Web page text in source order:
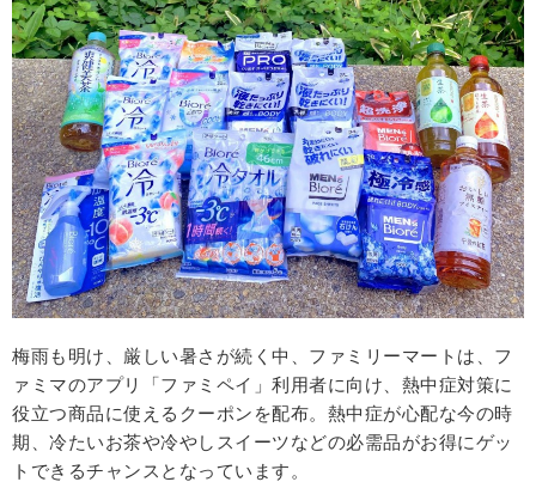
梅雨も明け、厳しい暑さが続く中、ファミリーマートは、フ
ァミマのアプリ「ファミペイ」利用者に向け、熱中症対策に
役立つ商品に使えるクーポンを配布。熱中症が心配な今の時
期、冷たいお茶や冷やしスイーツなどの必需品がお得にゲッ
トできるチャンスとなっています。